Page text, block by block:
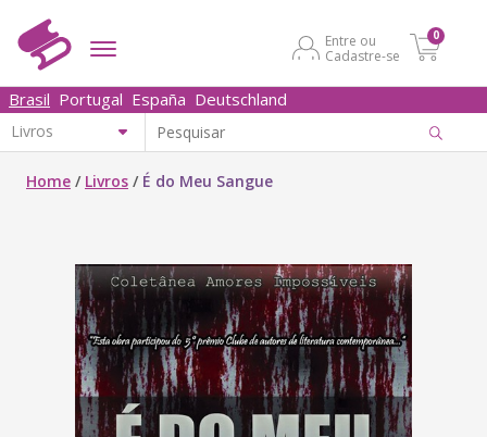
Entre ou
Cadastre-se
0
Brasil Portugal España Deutschland
Home / Livros / É do Meu Sangue